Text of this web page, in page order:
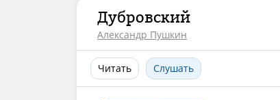
Дубровский
Александр Пушкин
Читать Слушать